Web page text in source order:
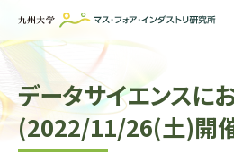
ホーム
IMIについて
組織・所員
データサイエンスに
(2022/11/26(土)開